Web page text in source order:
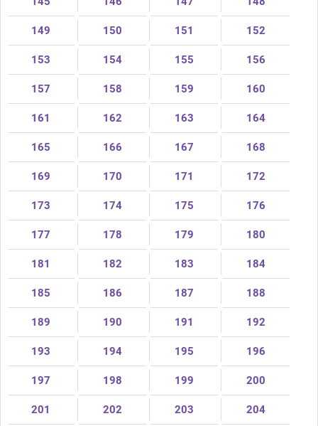
149 150 151 152
153 154 155 156
157 158 159 160
161 162 163 164
165 166 167 168
169 170 171 172
173 174 175 176
177 178 179 180
181 182 183 184
185 186 187 188
189 190 191 192
193 194 195 196
197 198 199 200
201 202 203 204